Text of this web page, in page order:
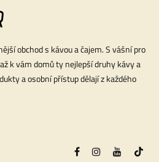
obchod s kávou a čajem. S vášní pro
k vám domů ty nejlepší druhy kávy a
a osobní přístup dělají z každého